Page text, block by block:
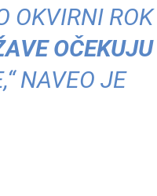
OKVIRNI ROK
OČEKUJU
NAVEO JE